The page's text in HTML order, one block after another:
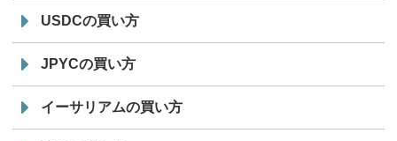
USDCの買い方
JPYCの買い方
イーサリアムの買い方